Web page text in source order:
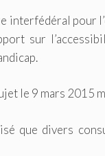
interfédéral pour
sur
le 9 mars 2015
que divers